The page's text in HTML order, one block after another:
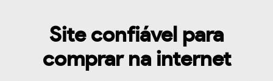
Site confiável para
comprar na internet